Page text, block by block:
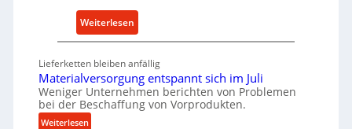
E
r
s
t
z
t
a
l
t
i
g
e
W
Weiterlesen:
D
u
t
s
Lieferketten bleiben anfällig
Materialversorgung entspannt sich im Juli
Weniger Unternehmen berichten von Problemen
bei der Beschaffung von Vorprodukten.
Weiterlesen: